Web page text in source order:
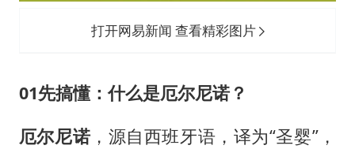
打开网易新闻 查看精彩图片
01先搞懂：什么是厄尔尼诺？
厄尔尼诺 ，源自西班牙语，译为“圣婴”，